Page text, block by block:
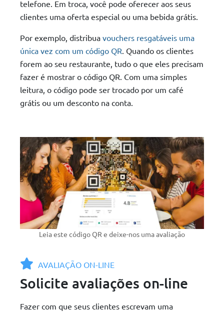
telefone. Em troca, você pode oferecer aos seus
clientes uma oferta especial ou uma bebida grátis.
Por exemplo, distribua vouchers resgatáveis uma
única vez com um código QR. Quando os clientes
forem ao seu restaurante, tudo o que eles precisam
fazer é mostrar o código QR. Com uma simples
leitura, o código pode ser trocado por um café
grátis ou um desconto na conta.
AVALIAÇÃO ON-LINE
Solicite avaliações on-line
Fazer com que seus clientes escrevam uma
Leia este código QR e deixe-nos uma avaliação